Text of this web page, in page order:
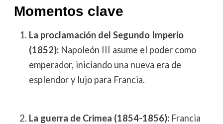
Momentos clave
La proclamación del Segundo Imperio
(1852):Napoleón III asume el poder como
emperador, iniciando una nueva era de
esplendor y lujo para Francia.
La guerra de Crimea (1854-1856):Francia